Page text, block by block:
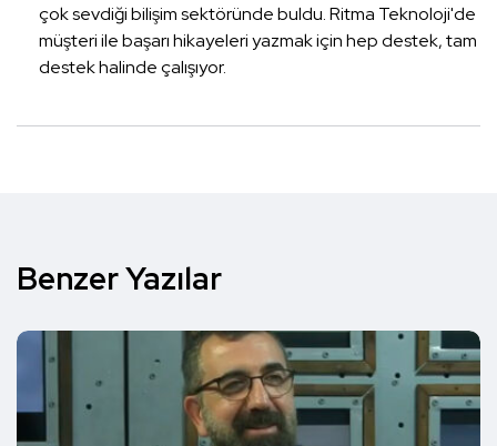
çok sevdiği bilişim sektöründe buldu. Ritma Teknoloji'de
müşteri ile başarı hikayeleri yazmak için hep destek, tam
destek halinde çalışıyor.
Benzer Yazılar